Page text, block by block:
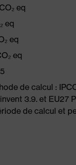
eq
eq
eq
eq
de calcul :
3.9. et EU27
de calcul et